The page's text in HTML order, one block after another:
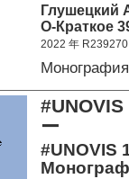
Глушецкий
О-Краткое
2022 年 R239270
ー
#UNOVIS